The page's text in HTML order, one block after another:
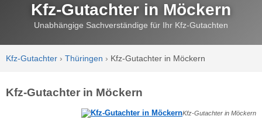
Kfz-Gutachter in Möckern
Unabhängige Sachverständige für Ihr Kfz-Gutachten
Kfz-Gutachter ›Thüringen › Kfz-Gutachter in Möckern
Kfz-Gutachter in Möckern
Kfz-Gutachter in Möckern